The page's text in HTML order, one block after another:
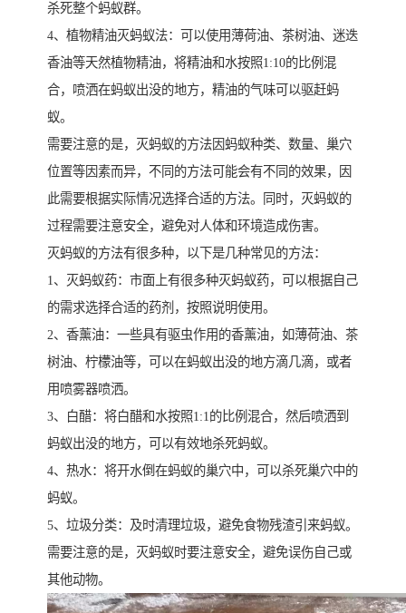
杀死整个蚂蚁群。
4、植物精油灭蚂蚁法：可以使用薄荷油、茶树油、迷迭
香油等天然植物精油，将精油和水按照1:10的比例混
合，喷洒在蚂蚁出没的地方，精油的气味可以驱赶蚂
蚁。
需要注意的是，灭蚂蚁的方法因蚂蚁种类、数量、巢穴
位置等因素而异，不同的方法可能会有不同的效果，因
此需要根据实际情况选择合适的方法。同时，灭蚂蚁的
过程需要注意安全，避免对人体和环境造成伤害。
灭蚂蚁的方法有很多种，以下是几种常见的方法：
1、灭蚂蚁药：市面上有很多种灭蚂蚁药，可以根据自己
的需求选择合适的药剂，按照说明使用。
2、香薰油：一些具有驱虫作用的香薰油，如薄荷油、茶
树油、柠檬油等，可以在蚂蚁出没的地方滴几滴，或者
用喷雾器喷洒。
3、白醋：将白醋和水按照1:1的比例混合，然后喷洒到
蚂蚁出没的地方，可以有效地杀死蚂蚁。
4、热水：将开水倒在蚂蚁的巢穴中，可以杀死巢穴中的
蚂蚁。
5、垃圾分类：及时清理垃圾，避免食物残渣引来蚂蚁。
需要注意的是，灭蚂蚁时要注意安全，避免误伤自己或
其他动物。